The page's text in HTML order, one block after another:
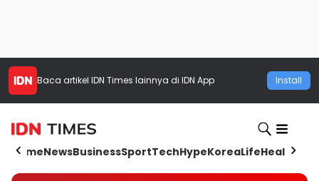
Baca artikel IDN Times lainnya di IDN App Install
HomeNewsBusinessSportTechHypeKoreaLifeHealth